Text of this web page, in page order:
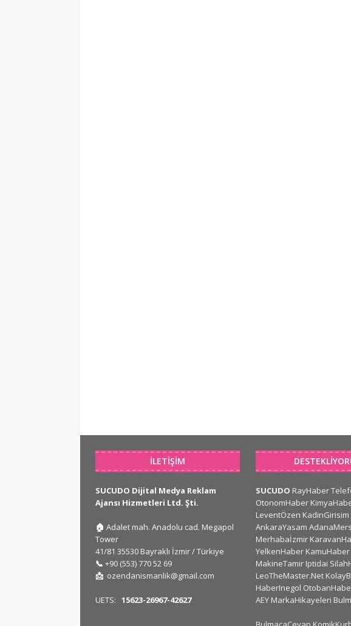
İLETIŞIM
SUCUDO Dijital Medya Reklam
Ajansı Hizmetleri Ltd. Şti.
🏠 Adalet mah. Anadolu cad. Megapol
Tower
41/81 35530 Bayraklı İzmir / Türkiye
📞 +90 (553) 770 52 69
📩 ozendanismanlik@gmail.com
UETS: 15623-26967-42627
SUCUDO RayHaber
OtonomHaber
LeventÖzen KadinGirisim
AnkaraYasam
Merhabaİzmir
YelkenHaber KamuHaber
MakineTamir Iptidai
LeoTheMaster.Net
HaberInegol
AEY MarkaHikayeleri